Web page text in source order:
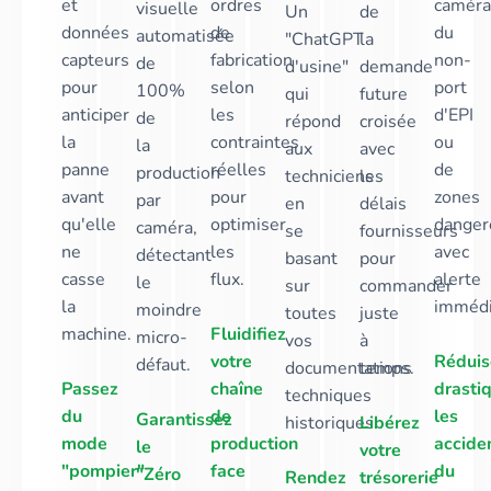
et
données
capteurs
pour
anticiper
la
panne
avant
qu'elle
ne
casse
la
machine.
Passez
du
mode
"pompier"
visuelle
automatisée
de
100%
de
la
production
par
caméra,
détectant
le
moindre
micro-
défaut.
Garantissez
le
"Zéro
ordres
de
fabrication
selon
les
contraintes
réelles
pour
optimiser
les
flux.
Fluidifiez
votre
chaîne
de
production
face
Un
"ChatGPT
d'usine"
qui
répond
aux
techniciens
en
se
basant
sur
toutes
vos
documentations
techniques
historiques.
Rendez
de
la
demande
future
croisée
avec
les
délais
fournisseurs
pour
commander
juste
à
temps.
Libérez
votre
trésorerie
du
non-
port
d'EPI
ou
de
zones
avec
alerte
les
du